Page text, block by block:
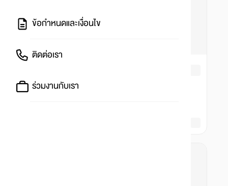
ข้อกำหนดและเงื่อนไข
ติดต่อเรา
ร่วมงานกับเรา